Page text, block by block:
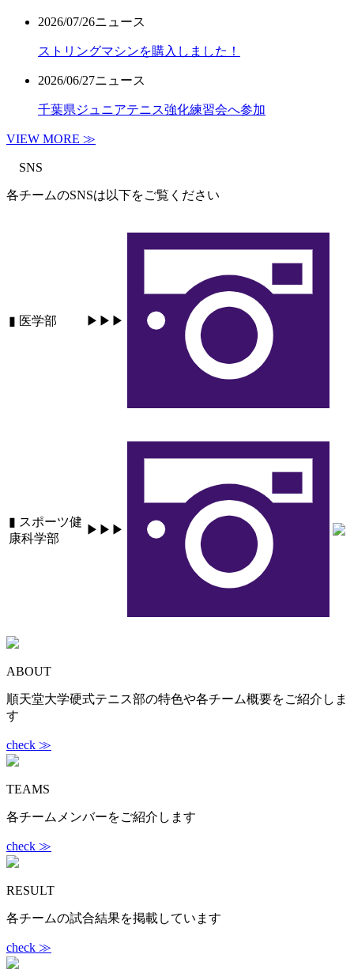
2026/07/26ニュース
ストリングマシンを購入しました！
2026/06/27ニュース
千葉県ジュニアテニス強化練習会へ参加
VIEW MORE ≫
SNS
各チームのSNSは以下をご覧ください
▮ 医学部 ▶▶▶
▮ スポーツ健
康科学部
▶▶▶
ABOUT
順天堂大学硬式テニス部の特色や各チーム概要をご紹介しま
す
check ≫
TEAMS
各チームメンバーをご紹介します
check ≫
RESULT
各チームの試合結果を掲載しています
check ≫